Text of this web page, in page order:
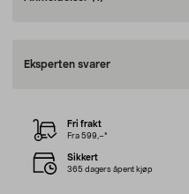
Eksperten svarer
Fri frakt
Fra 599,–*
Sikkert
365 dagers åpent kjøp